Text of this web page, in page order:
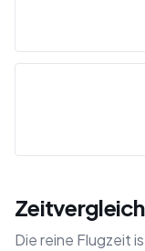
Die reine Flugzeit